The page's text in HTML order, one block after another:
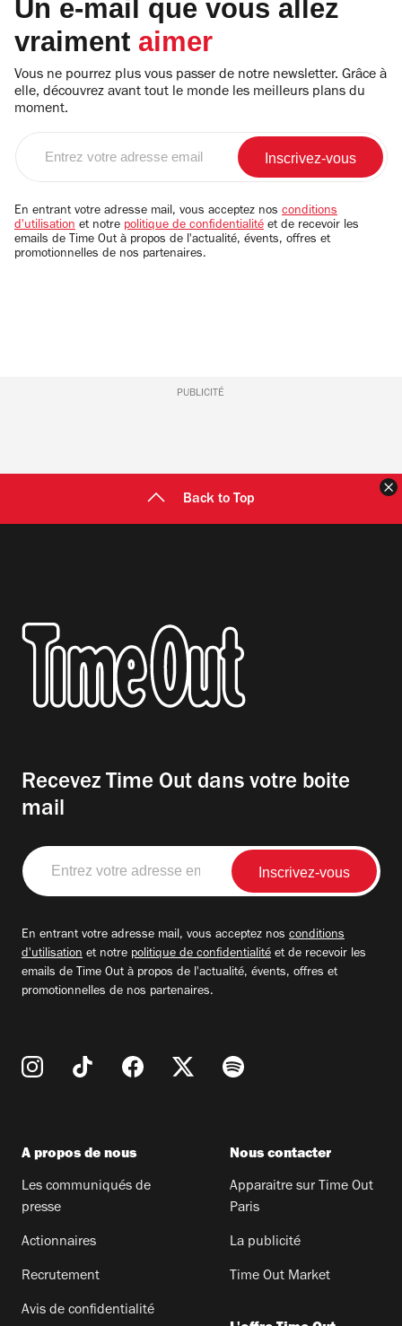
Un e-mail que vous allez
vraiment aimer
Vous ne pourrez plus vous passer de notre newsletter. Grâce à
elle, découvrez avant tout le monde les meilleurs plans du
moment.
email
En entrant votre adresse mail, vous acceptez nos conditions
d'utilisation et notre politique de confidentialité et de recevoir les
emails de Time Out à propos de l'actualité, évents, offres et
promotionnelles de nos partenaires.
PUBLICITÉ
Back to Top
Recevez Time Out dans votre boite
mail
Entrez
votre
adresse
En entrant votre adresse mail, vous acceptez nos conditions
d'utilisation et notre politique de confidentialité et de recevoir les
emails de Time Out à propos de l'actualité, évents, offres et
promotionnelles de nos partenaires.
A propos de nous
Les communiqués de
presse
Actionnaires
Recrutement
Avis de confidentialité
Nous contacter
Apparaitre sur Time Out
Paris
La publicité
Time Out Market